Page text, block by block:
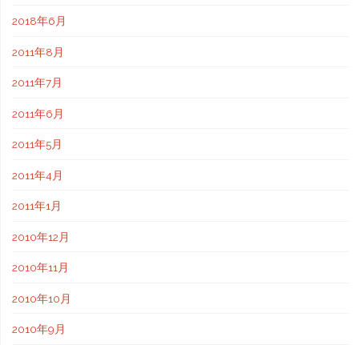
2018年6月
2011年8月
2011年7月
2011年6月
2011年5月
2011年4月
2011年1月
2010年12月
2010年11月
2010年10月
2010年9月